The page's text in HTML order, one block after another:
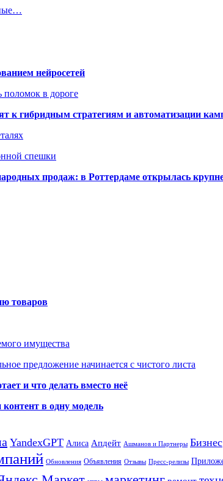
нейросетей
поломок в дороге
к гибридным стратегиям и автоматизации
спешки
продаж: в Роттердаме открылась
товаров
имущества
предложение начинается с чистого листа
и что делать вместо неё
в одну модель
YandexGPT Алиса Апдейт Ашманов и Партнеры Бизнес
Обновления Объявления Отзывы Пресс-релизы